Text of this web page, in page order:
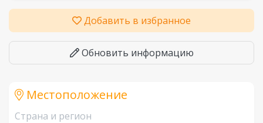
Добавить в избранное
Обновить информацию
Местоположение
Страна и регион